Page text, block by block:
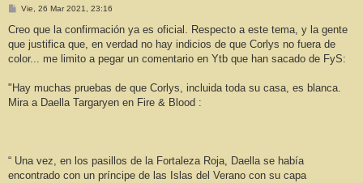
M
n
a
j
Vie, 26 Mar 2021, 23:16
Creo que la confirmación ya es oficial. Respecto a este tema, y la gente
que justifica que, en verdad no hay indicios de que Corlys no fuera de
color... me limito a pegar un comentario en Ytb que han sacado de FyS:
"Hay muchas pruebas de que Corlys, incluida toda su casa, es blanca.
Mira a Daella Targaryen en Fire & Blood :
“ Una vez, en los pasillos de la Fortaleza Roja, Daella se había
encontrado con un príncipe de las Islas del Verano con su capa